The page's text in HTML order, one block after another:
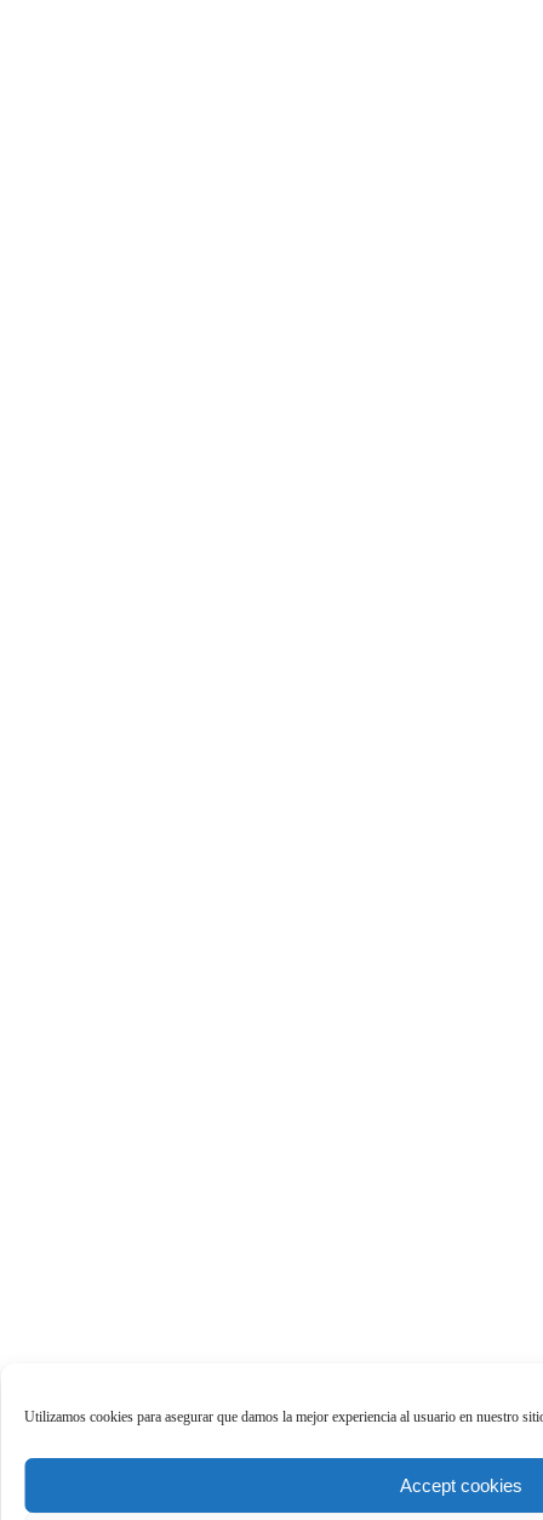
Utilizamos cookies para asegurar que damos la mejor experiencia al usuario en nuestro
Accept cookies